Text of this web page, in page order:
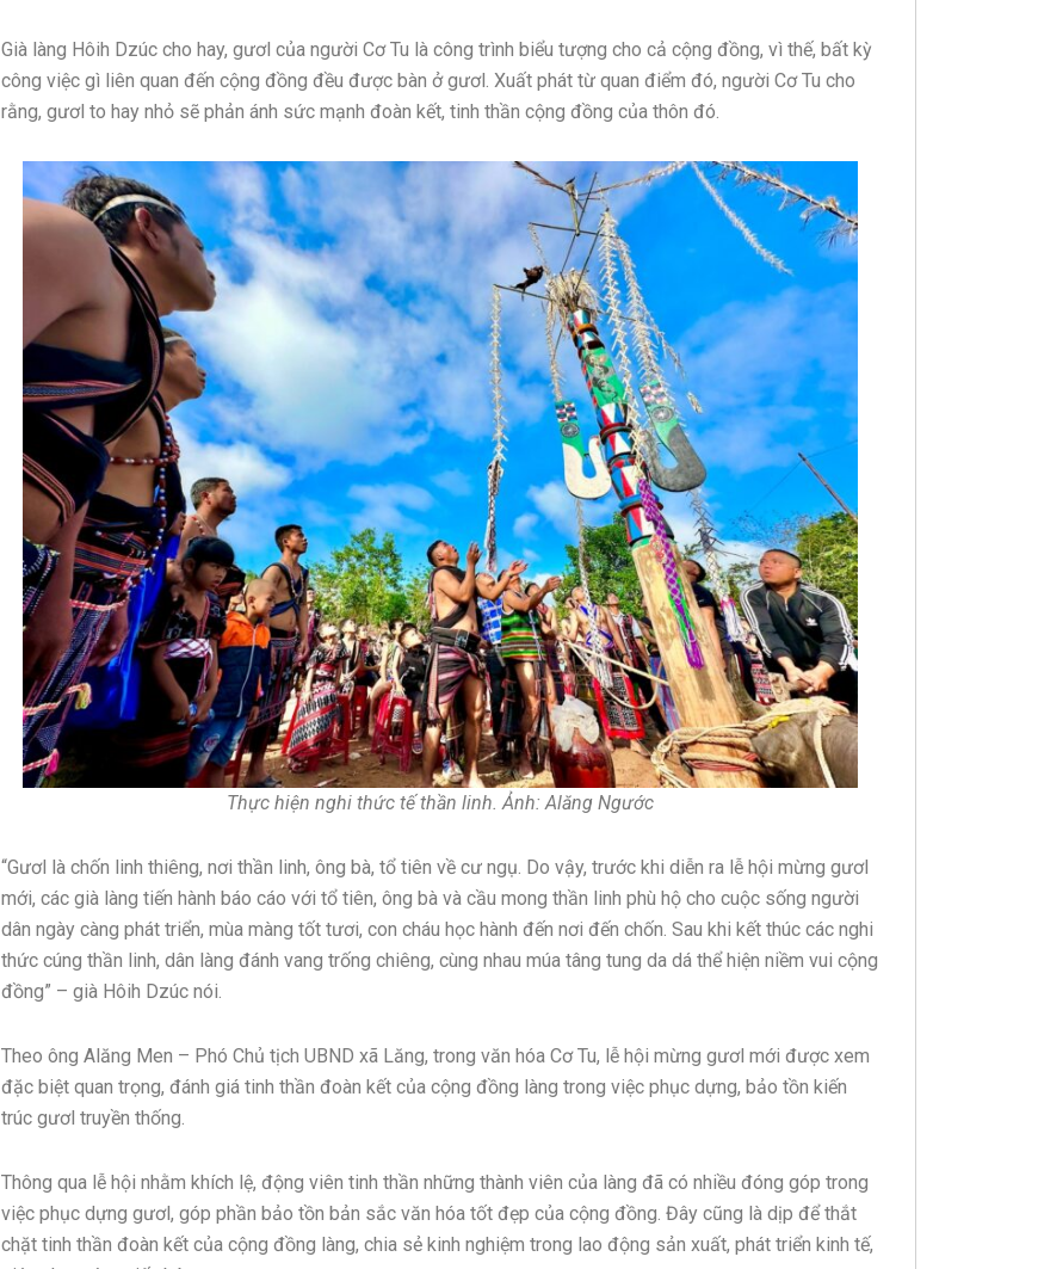
Già làng Hôih Dzúc cho hay, gươl của người Cơ Tu là công trình biểu tượng cho cả cộng đồng, vì thế, bất kỳ
công việc gì liên quan đến cộng đồng đều được bàn ở gươl. Xuất phát từ quan điểm đó, người Cơ Tu cho
rằng, gươl to hay nhỏ sẽ phản ánh sức mạnh đoàn kết, tinh thần cộng đồng của thôn đó.
Thực hiện nghi thức tế thần linh. Ảnh: Alăng Ngước
“Gươl là chốn linh thiêng, nơi thần linh, ông bà, tổ tiên về cư ngụ. Do vậy, trước khi diễn ra lễ hội mừng gươl
mới, các già làng tiến hành báo cáo với tổ tiên, ông bà và cầu mong thần linh phù hộ cho cuộc sống người
dân ngày càng phát triển, mùa màng tốt tươi, con cháu học hành đến nơi đến chốn. Sau khi kết thúc các nghi
thức cúng thần linh, dân làng đánh vang trống chiêng, cùng nhau múa tâng tung da dá thể hiện niềm vui cộng
đồng” – già Hôih Dzúc nói.
Theo ông Alăng Men – Phó Chủ tịch UBND xã Lăng, trong văn hóa Cơ Tu, lễ hội mừng gươl mới được xem
đặc biệt quan trọng, đánh giá tinh thần đoàn kết của cộng đồng làng trong việc phục dựng, bảo tồn kiến
trúc gươl truyền thống.
Thông qua lễ hội nhằm khích lệ, động viên tinh thần những thành viên của làng đã có nhiều đóng góp trong
việc phục dựng gươl, góp phần bảo tồn bản sắc văn hóa tốt đẹp của cộng đồng. Đây cũng là dịp để thắt
chặt tinh thần đoàn kết của cộng đồng làng, chia sẻ kinh nghiệm trong lao động sản xuất, phát triển kinh tế,